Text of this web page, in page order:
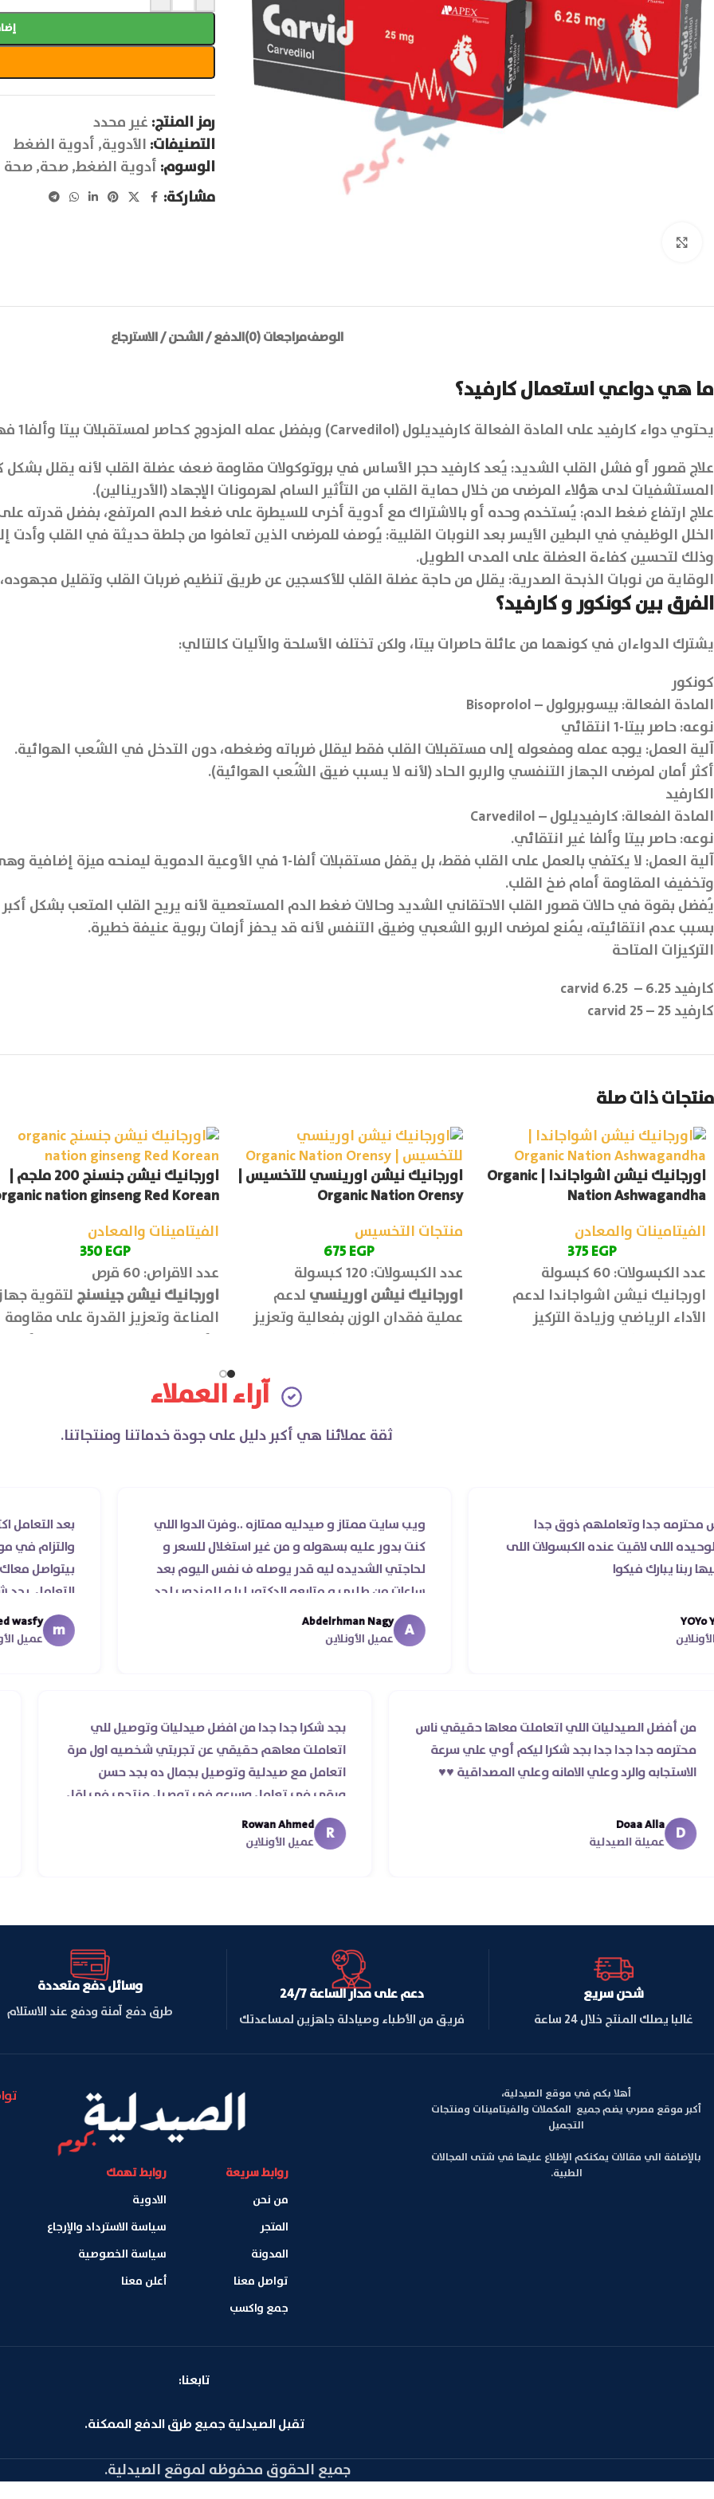
رمز المنتج: غير محدد
التصنيفات: الأدوية, أدوية الضغط
الوسوم: أدوية الضغط,صحة,صحة
مشاركة:
الوصفمراجعات (0) الدفع / الشحن / الاسترجاع
ما هي دواعي استعمال كارفيد؟
يحتوي دواء كارفيد على المادة الفعالة كارفيديلول (Carvedilol) وبفضل عمله المزدوج كحاصر لمستقبلات بيتا وألفا1 فهو يُستعمل تحت إشراف طبي لحالات:
علاج قصور أو فشل القلب الشديد: يُعد كارفيد حجر الأساس في بروتوكولات مقاومة ضعف عضلة القلب لأنه يقلل بشكل
المستشفيات لدى هؤلاء المرضى من خلال حماية القلب من التأثير السام لهرمونات الإجهاد (الأدرينالين).
علاج ارتفاع ضغط الدم: يُستخدم وحده أو بالاشتراك مع أدوية أخرى للسيطرة على ضغط الدم المرتفع، بفضل قدرته
الخلل الوظيفي في البطين الأيسر بعد النوبات القلبية: يُوصف للمرضى الذين تعافوا من جلطة حديثة في القلب
وذلك لتحسين كفاءة العضلة على المدى الطويل.
الوقاية من نوبات الذبحة الصدرية: يقلل من حاجة عضلة القلب للأكسجين عن طريق تنظيم ضربات القلب وتقليل
الفرق بين كونكور و كارفيد؟
يشترك الدواءان في كونهما من عائلة حاصرات بيتا، ولكن تختلف الأسلحة والآليات كالتالي:
كونكور
المادة الفعالة: بيسوبرولول – Bisoprolol
نوعه: حاصر بيتا-1 انتقائي
آلية العمل: يوجه عمله ومفعوله إلى مستقبلات القلب فقط ليقلل ضرباته وضغطه، دون التدخل في الشُعب الهوائية.
أكثر أمان لمرضى الجهاز التنفسي والربو الحاد (لأنه لا يسبب ضيق الشُعب الهوائية).
الكارفيد
المادة الفعالة: كارفيديلول – Carvedilol
نوعه: حاصر بيتا وألفا غير انتقائي.
آلية العمل: لا يكتفي بالعمل على القلب فقط، بل يقفل مستقبلات ألفا-1 في
وتخفيف المقاومة أمام ضخ القلب.
يُفضل بقوة في حالات قصور القلب الاحتقاني الشديد وحالات ضغط الدم المستعصية لأنه يريح القلب المتعب بشكل أكبر
بسبب عدم انتقائيته، يُمنع لمرضى الربو الشعبي وضيق التنفس لأنه قد يحفز أزمات ربوية عنيفة خطيرة.
التركيزات المتاحة
كارفيد 6.25 – carvid 6.25
كارفيد 25 – carvid 25
منتجات ذات صلة
اورجانيك نيشن اشواجاندا | Organic
Nation Ashwagandha
الفيتامينات والمعادن
375EGP
عدد الكبسولات: 60 كبسولة
اورجانيك نيشن اشواجاندا لدعم
الأداء الرياضي وزيادة التركيز
اورجانيك نيشن اورينسي للتخسيس |
Organic Nation Orensy
منتجات التخسيس
675EGP
عدد الكبسولات: 120 كبسولة
اورجانيك نيشن اورينسي لدعم
عملية فقدان الوزن بفعالية وتعزيز
اورجانيك نيشن جنسنج 200 ملجم |
nation ginseng Red Korean
الفيتامينات والمعادن
350EGP
عدد الاقراص: 60 قرص
اورجانيك نيشن جينسنج لتقوية
المناعة وتعزيز القدرة على مقاومة
الأمراض، بالإضافة الى تحسن الأداء
والحيوية في الجسم.
آراء العملاء
ثقة عملائنا هي أكبر دليل على جودة خدماتنا ومنتجاتنا.
وتعاملهم ذوق جدا
لاقيت عنده الكبسولات اللى
فيكوا
ويب سايت ممتاز و صيدليه ممتازه ..وفرت الدوا اللي
كنت بدور عليه بسهوله و من غير استغلال للسعر و
لحاجتي الشديده ليه قدر يوصله ف نفس اليوم بعد
ساعات من طلبي و متابعه الدكتور ليا و للمندوب لحد
ما استلمت بالرغم من انتهاء موعد عمله ..فضل يتابع
معايا لحد ما استلمت ..شكرا جزيلا ليكم
Abdelrhman Nagy
عميل الأونلاين
بعد التعامل اكثر من
والتزام في مواعيد
بيتواصل معاك قمة
التعامل. بجد شابووو 👏‏
mohamed wasfy
عميل الأونلاين
من أفضل الصيدليات اللي اتعاملت معاها حقيقي ناس
محترمه جدا جدا جدا بجد شكرا ليكم أوي علي سرعة
الاستجابه والرد وعلي الامانه وعلي المصداقية ♥️♥️‏
D
عميلة الصيدلية
بجد شكرا جدا جدا من افضل صيدليات وتوصيل للي
اتعاملت معاهم حقيقي عن تجربتي شخصيه اول مرة
اتعامل مع صيدلية وتوصيل بجمال ده بجد حسن
ورقي في تعامل وسرعه في توصيل منتجي في اقل
من يومين من اسكندرية للقاهره ..
R
Rowan Ahmed
عميل الأونلاين
شحن سريع
غالبا يصلك المنتج خلال 24 ساعة
دعم على مدار الساعة 24/7
فريق من الأطباء وصيادلة جاهزين لمساعدتك
وسائل دفع متعددة
طرق دفع آمنة ودفع عند الاستلام
أهلا بكم في موقع الصيدلية،
أكبر موقع مصري يضم جميع المكملات والفيتامينات ومنتجات
التجميل
بالإضافة الي مقالات يمكنكم الإطلاع عليها في شتى المجالات
الطبية.
روابط سريعة
من نحن
المتجر
المدونة
تواصل معنا
جمع واكسب
روابط تهمك
الادوية
سياسة الاسترداد والإرجاع
سياسة الخصوصية
أعلن معنا
تابعنا:
تقبل الصيدلية جميع طرق الدفع الممكنة.
جميع الحقوق محفوظه لموقع الصيدلية.